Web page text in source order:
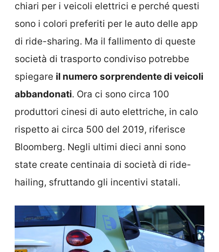
chiari per i veicoli elettrici e perché questi
sono i colori preferiti per le auto delle app
di ride-sharing. Ma il fallimento di queste
società di trasporto condiviso potrebbe
spiegare il numero sorprendente di veicoli
abbandonati. Ora ci sono circa 100
produttori cinesi di auto elettriche, in calo
rispetto ai circa 500 del 2019, riferisce
Bloomberg. Negli ultimi dieci anni sono
state create centinaia di società di ride-
hailing, sfruttando gli incentivi statali.